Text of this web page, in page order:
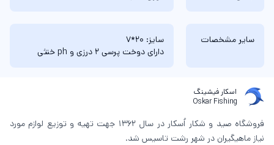
سایر مشخصات
سایز: 20*7
دارای دوخت پرسی 2 درزی و ph خنثی
اسکار فیشینگ
Oskar Fishing
فروشگاه صید و شکار اُسکار در سال 1362 جهت تهیه و توزیع لوازم مورد
نیاز ماهیگیران در شهر رشت تاسیس شد.